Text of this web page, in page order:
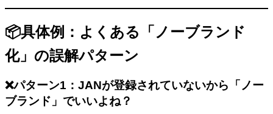
📦具体例：よくある「ノーブランド
化」の誤解パターン
❌パターン1：JANが登録されていないから「ノー
ブランド」でいいよね？